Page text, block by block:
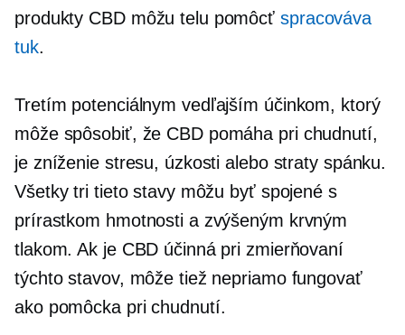
produkty CBD môžu telu pomôcť spracováva
tuk.
Tretím potenciálnym vedľajším účinkom, ktorý
môže spôsobiť, že CBD pomáha pri chudnutí,
je zníženie stresu, úzkosti alebo straty spánku.
Všetky tri tieto stavy môžu byť spojené s
prírastkom hmotnosti a zvýšeným krvným
tlakom. Ak je CBD účinná pri zmierňovaní
týchto stavov, môže tiež nepriamo fungovať
ako pomôcka pri chudnutí.